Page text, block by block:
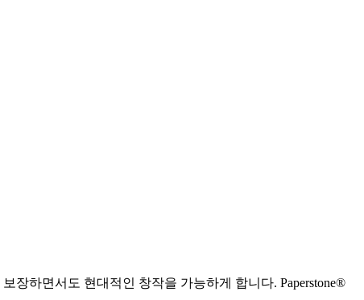
장하면서도 현대적인 창작을 가능하게 합니다. Paperstone®